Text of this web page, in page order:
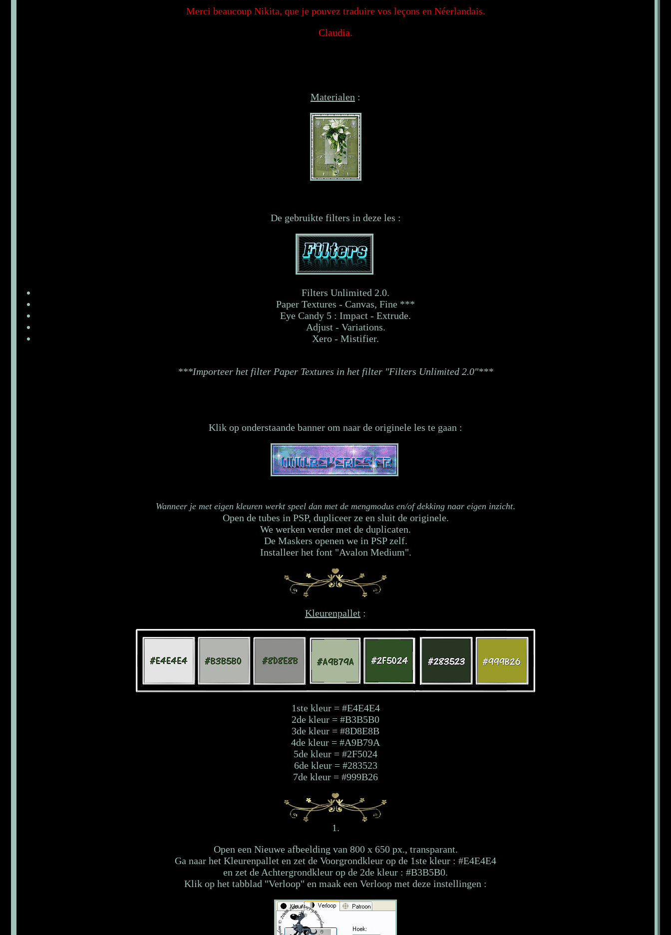
Merci beaucoup Nikita, que je pouvez traduire vos leçons en Néerlandais.
Claudia.
Materialen :
De gebruikte filters in deze les :
Filters Unlimited 2.0.
Paper Textures - Canvas, Fine ***
Eye Candy 5 : Impact - Extrude.
Adjust - Variations.
Xero - Mistifier.
***Importeer het filter Paper Textures in het filter "Filters Unlimited 2.0"***
Klik op onderstaande banner om naar de originele les te gaan :
Wanneer je met eigen kleuren werkt speel dan met de mengmodus en/of dekking naar eigen inzicht.
Open de tubes in PSP, dupliceer ze en sluit de originele.
We werken verder met de duplicaten.
De Maskers openen we in PSP zelf.
Installeer het font "Avalon Medium".
Kleurenpallet :
1ste kleur = #E4E4E4
2de kleur = #B3B5B0
3de kleur = #8D8E8B
4de kleur = #A9B79A
5de kleur = #2F5024
6de kleur = #283523
7de kleur = #999B26
1.
Open een Nieuwe afbeelding van 800 x 650 px., transparant.
Ga naar het Kleurenpallet en zet de Voorgrondkleur op de 1ste kleur : #E4E4E4
en zet de Achtergrondkleur op de 2de kleur : #B3B5B0.
Klik op het tabblad "Verloop" en maak een Verloop met deze instellingen :